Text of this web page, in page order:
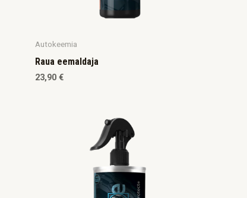
Autokeemia
Raua eemaldaja
23,90 €